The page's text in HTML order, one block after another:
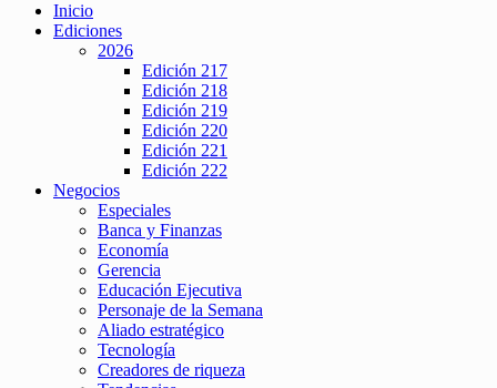
Inicio
Ediciones
2026
Edición 217
Edición 218
Edición 219
Edición 220
Edición 221
Edición 222
Negocios
Especiales
Banca y Finanzas
Economía
Gerencia
Educación Ejecutiva
Personaje de la Semana
Aliado estratégico
Tecnología
Creadores de riqueza